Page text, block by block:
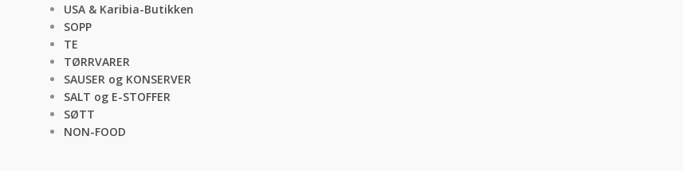
USA & Karibia-Butikken
SOPP
TE
TØRRVARER
SAUSER og KONSERVER
SALT og E-STOFFER
SØTT
NON-FOOD